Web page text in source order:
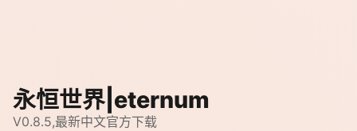
永恒世界|eternum
V0.8.5,最新中文官方下载